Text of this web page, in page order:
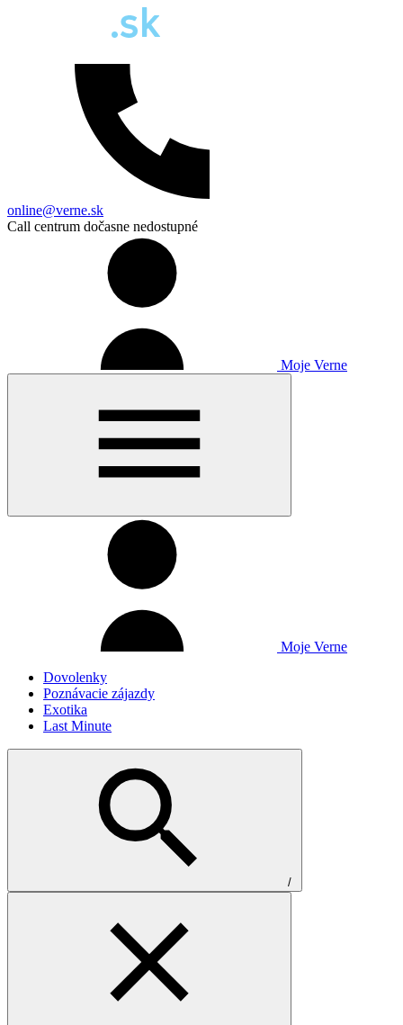
online@verne.sk
Call centrum dočasne nedostupné
Moje Verne
Moje Verne
Dovolenky
Poznávacie zájazdy
Exotika
Last Minute
/